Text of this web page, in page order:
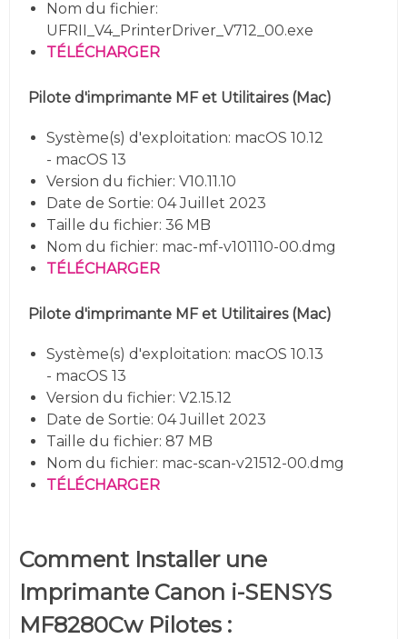
Nom du fichier:
UFRII_V4_PrinterDriver_V712_00.exe
TÉLÉCHARGER
Pilote d'imprimante MF et Utilitaires (Mac)
Système(s) d'exploitation: macOS 10.12
- macOS 13
Version du fichier: V10.11.10
Date de Sortie: 04 Juillet 2023
Taille du fichier: 36 MB
Nom du fichier: mac-mf-v101110-00.dmg
TÉLÉCHARGER
Pilote d'imprimante MF et Utilitaires (Mac)
Système(s) d'exploitation: macOS 10.13
- macOS 13
Version du fichier: V2.15.12
Date de Sortie: 04 Juillet 2023
Taille du fichier: 87 MB
Nom du fichier: mac-scan-v21512-00.dmg
TÉLÉCHARGER
Comment Installer une
Imprimante Canon i-SENSYS
MF8280Cw Pilotes :